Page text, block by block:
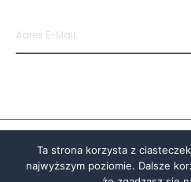
© 2020 Centrum
Polityka
Ta strona korzysta z
najwyższym poziomie. Dalsze